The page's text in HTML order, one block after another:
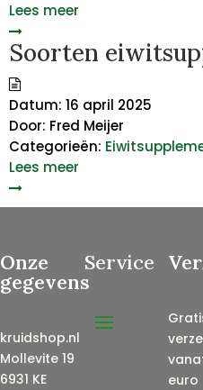
Lees meer
Soorten
Datum: 16 april 2025
Door: Fred Meijer
Categorieën:
Lees meer
Onze
gegevens
kruidshop.nl
Mollevite 19
6931 KE
Service
euro